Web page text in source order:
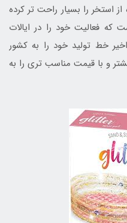
استخر را بسیار راحت تر کرده
فعالیت خود را در ایالات
خط تولید خود را به کشور
و با قیمت مناسب تری را به